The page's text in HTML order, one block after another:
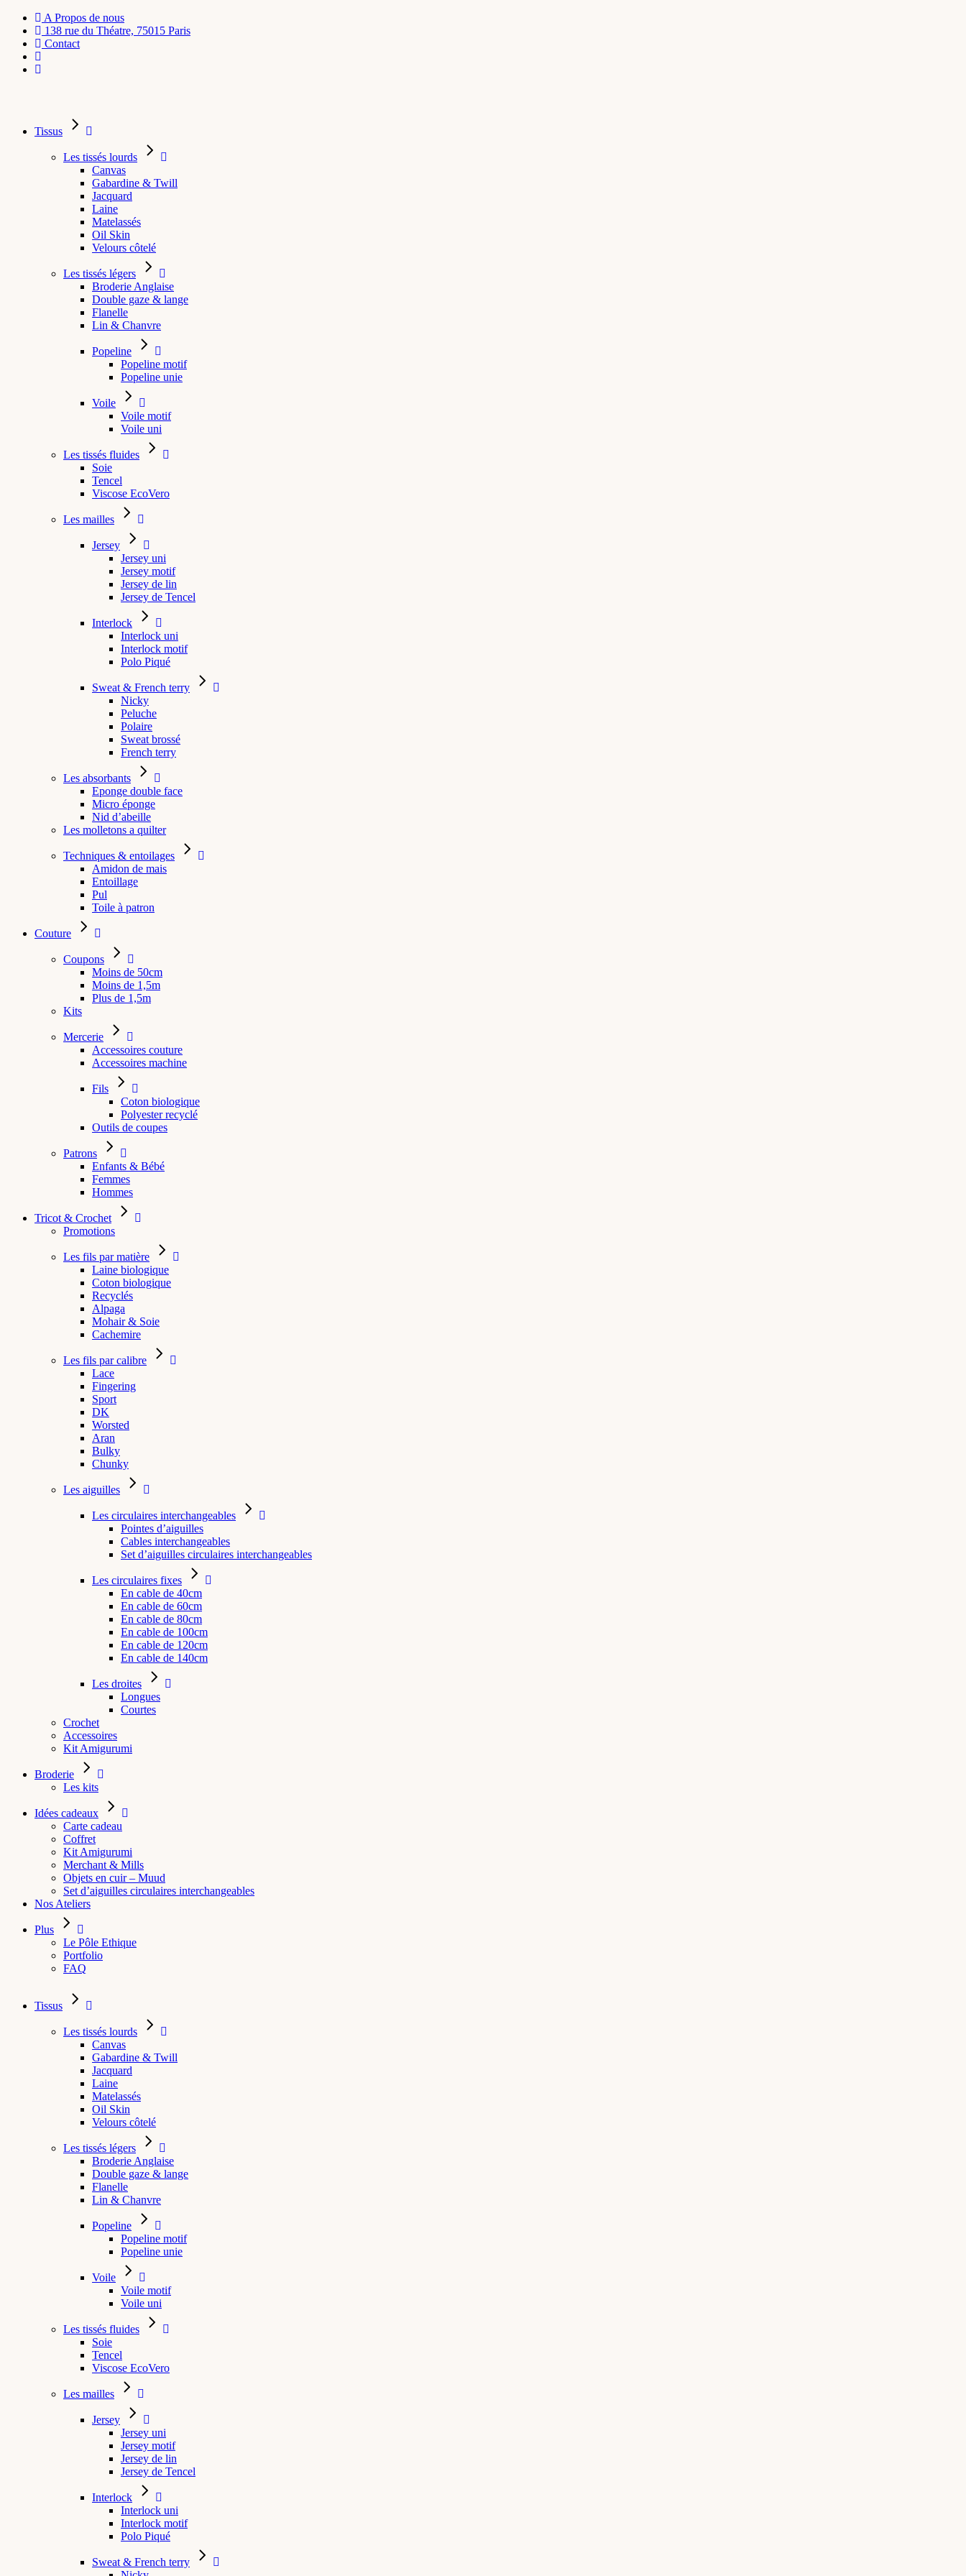
A Propos de nous
138 rue du Théatre, 75015 Paris
Contact
Tissus
Les tissés lourds
Canvas
Gabardine & Twill
Jacquard
Laine
Matelassés
Oil Skin
Velours côtelé
Les tissés légers
Broderie Anglaise
Double gaze & lange
Flanelle
Lin & Chanvre
Popeline
Popeline motif
Popeline unie
Voile
Voile motif
Voile uni
Les tissés fluides
Soie
Tencel
Viscose EcoVero
Les mailles
Jersey
Jersey uni
Jersey motif
Jersey de lin
Jersey de Tencel
Interlock
Interlock uni
Interlock motif
Polo Piqué
Sweat & French terry
Nicky
Peluche
Polaire
Sweat brossé
French terry
Les absorbants
Eponge double face
Micro éponge
Nid d’abeille
Les molletons a quilter
Techniques & entoilages
Amidon de mais
Entoillage
Pul
Toile à patron
Couture
Coupons
Moins de 50cm
Moins de 1,5m
Plus de 1,5m
Kits
Mercerie
Accessoires couture
Accessoires machine
Fils
Coton biologique
Polyester recyclé
Outils de coupes
Patrons
Enfants & Bébé
Femmes
Hommes
Tricot & Crochet
Promotions
Les fils par matière
Laine biologique
Coton biologique
Recyclés
Alpaga
Mohair & Soie
Cachemire
Les fils par calibre
Lace
Fingering
Sport
DK
Worsted
Aran
Bulky
Chunky
Les aiguilles
Les circulaires interchangeables
Pointes d’aiguilles
Cables interchangeables
Set d’aiguilles circulaires interchangeables
Les circulaires fixes
En cable de 40cm
En cable de 60cm
En cable de 80cm
En cable de 100cm
En cable de 120cm
En cable de 140cm
Les droites
Longues
Courtes
Crochet
Accessoires
Kit Amigurumi
Broderie
Les kits
Idées cadeaux
Carte cadeau
Coffret
Kit Amigurumi
Merchant & Mills
Objets en cuir – Muud
Set d’aiguilles circulaires interchangeables
Nos Ateliers
Plus
Le Pôle Ethique
Portfolio
FAQ
Tissus
Les tissés lourds
Canvas
Gabardine & Twill
Jacquard
Laine
Matelassés
Oil Skin
Velours côtelé
Les tissés légers
Broderie Anglaise
Double gaze & lange
Flanelle
Lin & Chanvre
Popeline
Popeline motif
Popeline unie
Voile
Voile motif
Voile uni
Les tissés fluides
Soie
Tencel
Viscose EcoVero
Les mailles
Jersey
Jersey uni
Jersey motif
Jersey de lin
Jersey de Tencel
Interlock
Interlock uni
Interlock motif
Polo Piqué
Sweat & French terry